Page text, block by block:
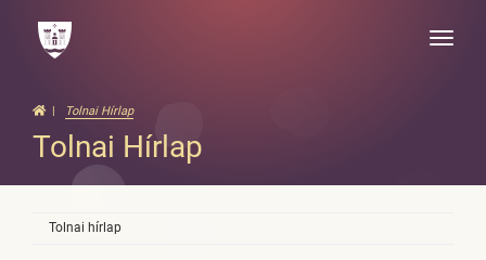
Toggle
Tolnai Hírlap
Tolnai Hírlap
Tolnai hírlap